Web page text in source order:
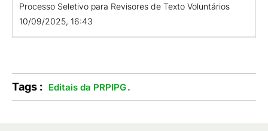
Processo Seletivo para Revisores de Texto Voluntários
10/09/2025, 16:43
Tags : Editais da PRPIPG.